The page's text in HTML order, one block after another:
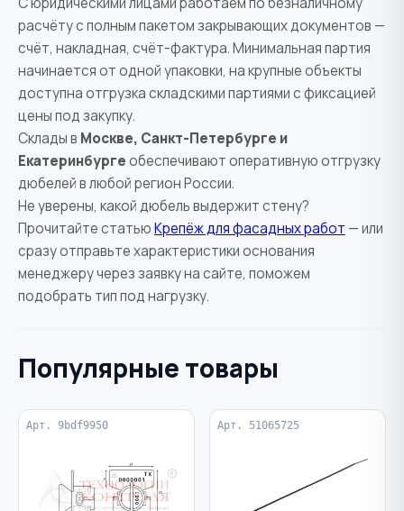
расчёту с полным пакетом закрывающих документов —
счёт, накладная, счёт-фактура. Минимальная партия
начинается от одной упаковки, на крупные объекты
доступна отгрузка складскими партиями с фиксацией
цены под закупку.
Склады в Москве, Санкт-Петербурге и
Екатеринбургеобеспечивают оперативную отгрузку
дюбелей в любой регион России.
Не уверены, какой дюбель выдержит стену?
Прочитайте статьюКрепёж для фасадных работ — или
сразу отправьте характеристики основания
менеджеру через заявку на сайте, поможем
подобрать тип под нагрузку.
Популярные товары
Арт. 9bdf9950 Арт. 51065725